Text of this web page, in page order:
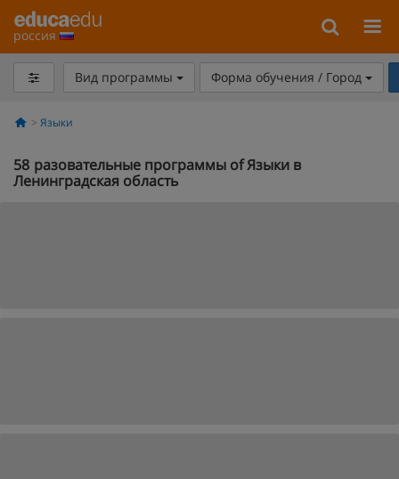
россия
Вид программы Форма обучения / Город
Языки
58 разовательные программы of Языки в
Ленинградская область